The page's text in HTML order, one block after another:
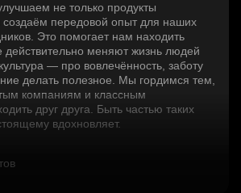
не только продукты
передовой опыт для наших
Это помогает нам находить
действительно меняют жизнь людей
— про вовлечённость, заботу
делать полезное. Мы гордимся тем,
компаниям и классным
друг друга. Быть частью таких
вдохновляет.